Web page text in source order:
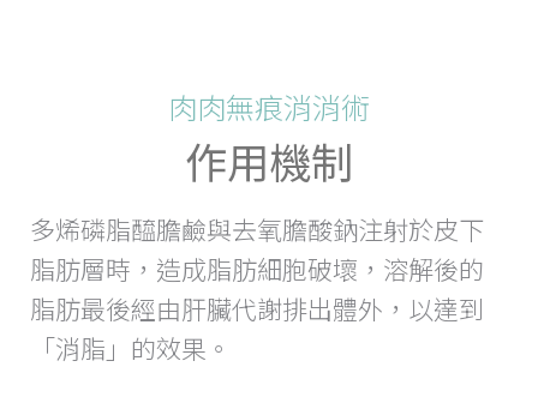
肉肉無痕消消術
作用機制
多烯磷脂醯膽鹼與去氧膽酸鈉注射於皮下
脂肪層時，造成脂肪細胞破壞，溶解後的
脂肪最後經由肝臟代謝排出體外，以達到
「消脂」的效果。